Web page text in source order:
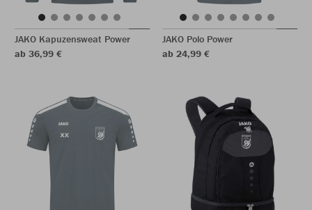
JAKO Kapuzensweat Power
ab 36,99 €
JAKO Polo Power
ab 24,99 €